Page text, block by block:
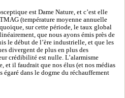
est Dame Nature, et c’est elle
(température moyenne annuelle
sur cette période, le taux global
que nous ayons émis près de
le début de l’ère industrielle, et que les
divergent de plus en plus des
crédibilité est nulle. L’alarmisme
et il faudrait que nos élus (et nos médias
égaré dans le dogme du réchauffement